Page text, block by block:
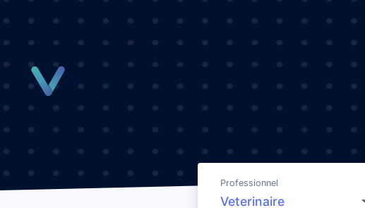
Professionnel